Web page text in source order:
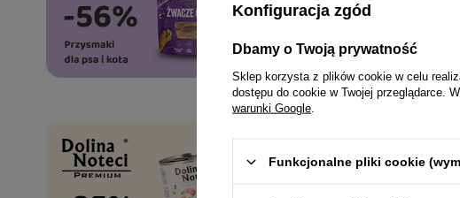
18,99 zł
474,75 zł / kg
Konfiguracja zgód
Dbamy o Twoją prywatność
Sklep korzysta z plików cookie w celu
dostępu do cookie w Twojej przeglądarce.
warunki Google
Funkcjonalne pliki cookie